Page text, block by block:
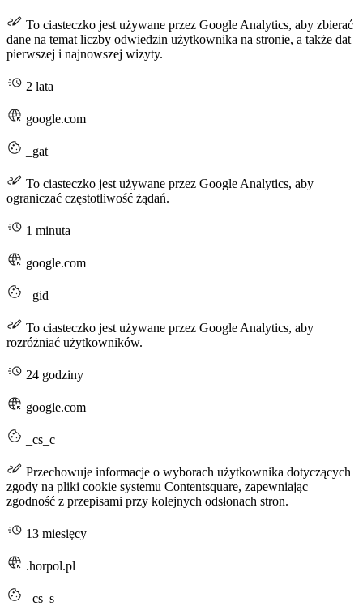
To ciasteczko jest używane przez Google Analytics, aby zbierać
dane na temat liczby odwiedzin użytkownika na stronie, a także dat
pierwszej i najnowszej wizyty.
2 lata
google.com
_gat
To ciasteczko jest używane przez Google Analytics, aby
ograniczać częstotliwość żądań.
1 minuta
google.com
_gid
To ciasteczko jest używane przez Google Analytics, aby
rozróżniać użytkowników.
24 godziny
google.com
_cs_c
Przechowuje informacje o wyborach użytkownika dotyczących
zgody na pliki cookie systemu Contentsquare, zapewniając
zgodność z przepisami przy kolejnych odsłonach stron.
13 miesięcy
.horpol.pl
_cs_s